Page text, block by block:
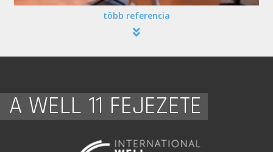
több referencia
A WELL 11 FEJEZETE